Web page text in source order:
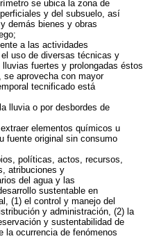
se ubica la zona de
y del subsuelo, así
demás bienes y obras
a las actividades
uso de diversas técnicas y
fuertes y prolongadas éstos
se aprovecha con mayor
tecnificado está
lluvia o por desbordes de
elementos químicos u
fuente original sin consumo
políticas, actos, recursos,
atribuciones y
del agua y las
sustentable en
(1) el control y manejo del
y administración, (2) la
y sustentabilidad de
la ocurrencia de fenómenos